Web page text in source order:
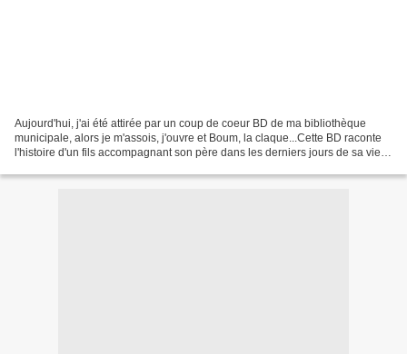
Aujourd'hui, j'ai été attirée par un coup de coeur BD de ma bibliothèque
municipale, alors je m'assois, j'ouvre et Boum, la claque...Cette BD raconte
l'histoire d'un fils accompagnant son père dans les derniers jours de sa vie.